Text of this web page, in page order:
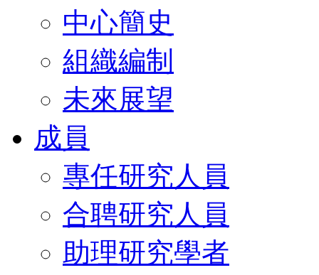
中心簡史
組織編制
未來展望
成員
專任研究人員
合聘研究人員
助理研究學者